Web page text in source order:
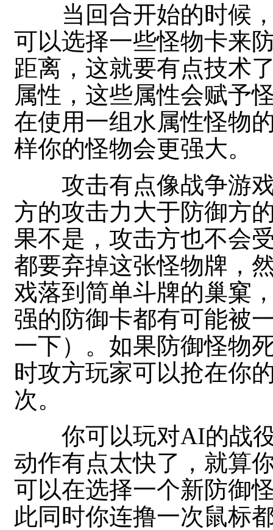
当回合开始的时候，
可以选择一些怪物卡来
距离，这就要有点技术
属性，这些属性会赋予
在使用一组水属性怪物
样你的怪物会更强大。
攻击有点像战争游戏
方的攻击力大于防御方
果不是，攻击方也不会
都要弃掉这张怪物牌，
戏落到简单斗牌的巢窠
强的防御卡都有可能被
一下）。如果防御怪物
时攻方玩家可以抢在你
次。
你可以玩对AI的战役
动作有点太快了，就算
可以在选择一个新防御
此同时你连撸一次鼠标